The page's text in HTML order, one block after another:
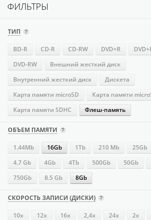
ФИЛЬТРЫ
ТИП
BD-R CD-R CD-RW DVD+R
DVD-RW
Внешний жесткий диск
Внутренний жесткий диск
Дискета
Карта памяти microSD
Карта памяти
Карта памяти SDHC
Флеш-память
ОБЪЕМ ПАМЯТИ
1.44Mb 16Gb 1Tb 210 Mb 25Gb
4.7 Gb
4Gb 4Tb 500Gb 50Gb
750Gb
8.5 Gb 8Gb
СКОРОСТЬ ЗАПИСИ (ДИСКИ)
10x 12x 16х 2,4x 24х 2x